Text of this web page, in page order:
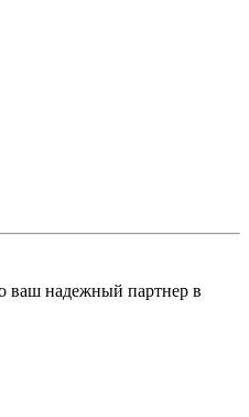
надежный партнер в